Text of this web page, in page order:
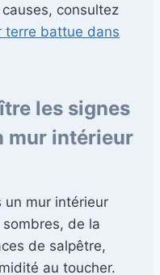
consultez
terre battue dans
les signes
mur intérieur
un mur intérieur
de la
de salpêtre,
au toucher.